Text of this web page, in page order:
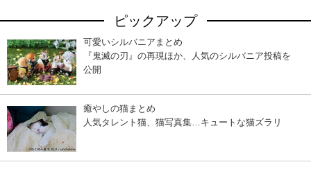
ピックアップ
可愛いシルバニアまとめ
『鬼滅の刃』の再現ほか、人気のシルバニア投稿を
公開
癒やしの猫まとめ
人気タレント猫、猫写真集…キュートな猫ズラリ